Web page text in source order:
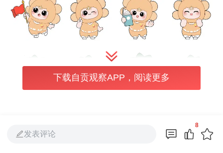
下载自贡观察APP，阅读更多
发表评论
8